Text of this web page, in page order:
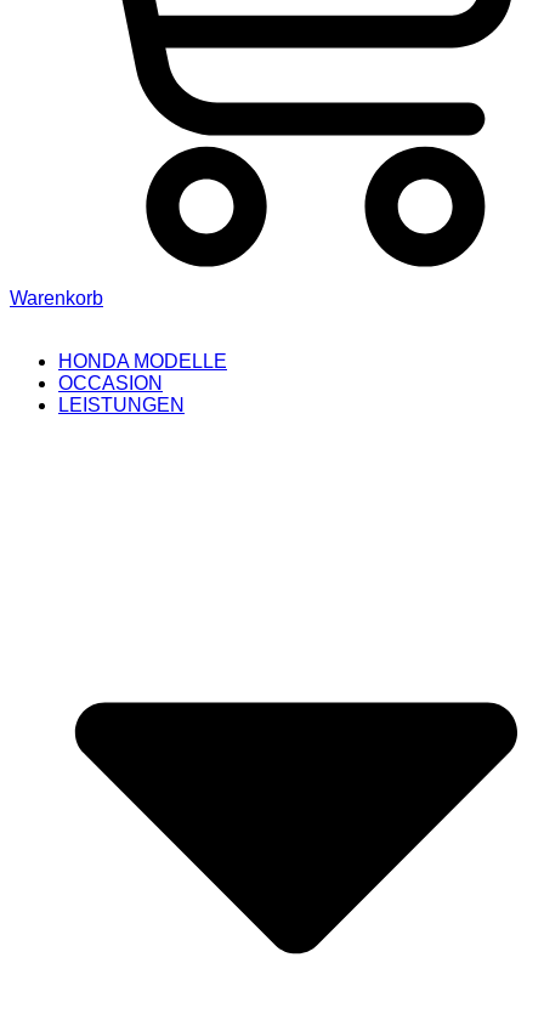
Warenkorb
HONDA MODELLE
OCCASION
LEISTUNGEN